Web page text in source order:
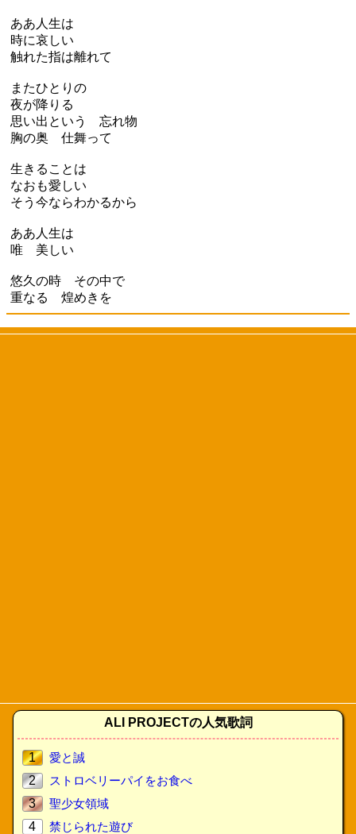
ああ人生は
時に哀しい
触れた指は離れて
またひとりの
夜が降りる
思い出という 忘れ物
胸の奥 仕舞って
生きることは
なおも愛しい
そう今ならわかるから
ああ人生は
唯 美しい
悠久の時 その中で
重なる 煌めきを
ALI PROJECTの人気歌詞
1
愛と誠
2
ストロベリーパイをお食べ
3
聖少女領域
4
禁じられた遊び